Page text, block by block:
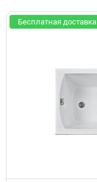
Бесплатная доставка